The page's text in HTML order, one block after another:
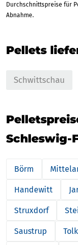
Durchschnittspreise für
Abnahme.
Pellets
Schwittschau
Schleswig-
Börm
Handewitt
Struxdorf
Saustrup Tolk